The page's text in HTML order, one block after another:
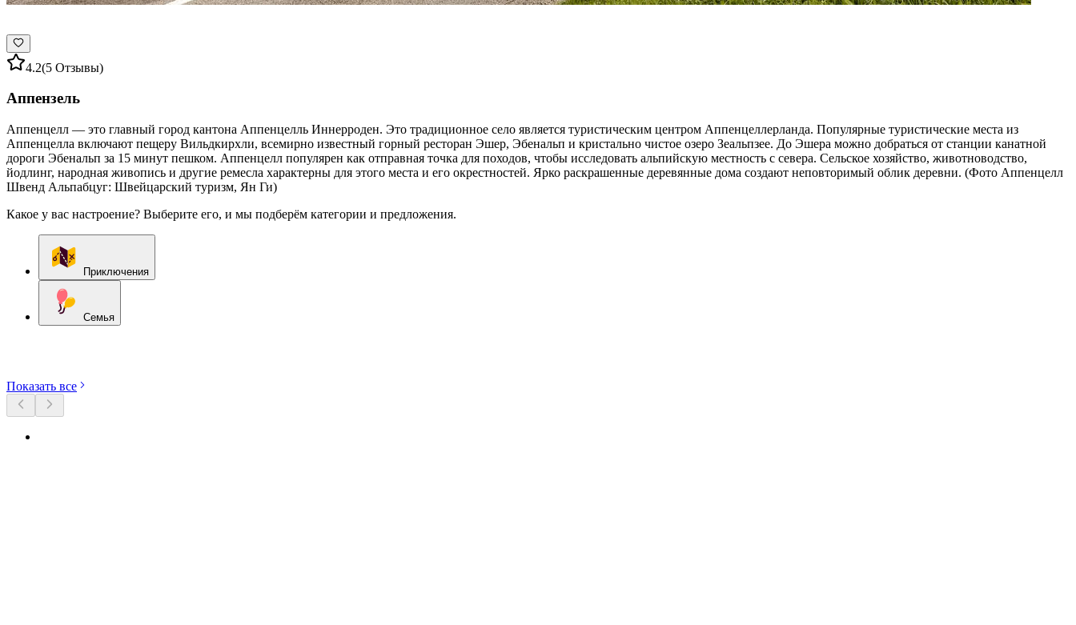
4.2(5 Отзывы)
Аппензель
Аппенцелл — это главный город кантона Аппенцелль Иннерроден. Это традиционное село является туристическим центром Аппенцеллерланда. Популярные туристические места из
Аппенцелла включают пещеру Вильдкирхли, всемирно известный горный ресторан Эшер, Эбенальп и кристально чистое озеро Зеальпзее. До Эшера можно добраться от станции канатной
дороги Эбенальп за 15 минут пешком. Аппенцелл популярен как отправная точка для походов, чтобы исследовать альпийскую местность с севера. Сельское хозяйство, животноводство,
йодлинг, народная живопись и другие ремесла характерны для этого места и его окрестностей. Ярко раскрашенные деревянные дома создают неповторимый облик деревни. (Фото Аппенцелл
Швенд Альпабцуг: Швейцарский туризм, Ян Ги)
Какое у вас настроение? Выберите его, и мы подберём категории и предложения.
Приключения
Семья
Показать все